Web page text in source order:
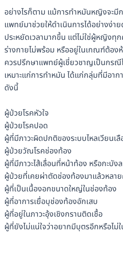
อย่างไรก็ตาม แม้การทำหมันหญิงจะมี
แพทย์มาช่วยให้ดำเนินการได้อย่างง่า
ประหยัดเวลามากขึ้น แต่ไม่ใช่ผู้หญิงทุ
ร่างกายไม่พร้อม หรืออยู่ในเกณฑ์ต้อง
ควรปรึกษาแพทย์ผู้เชี่ยวชาญเป็นกรณี
เหมาะแก่การทำหมัน ได้แก่กลุ่มที่มีอา
ดังนี้
ผู้ป่วยโรคหัวใจ
ผู้ป่วยโรคปอด
ผู้ที่มีภาวะผิดปกติของระบบไหลเวียนเ
ผู้ป่วยวัณโรคช่องท้อง
ผู้ที่มีภาวะไส้เลื่อนที่หน้าท้อง หรือกะบัง
ผู้ป่วยที่เคยผ่าตัดช่องท้องมาแล้วหลา
ผู้ที่เป็นเนื้องอกขนาดใหญ่ในช่องท้อง
ผู้ที่อาการเยื่อบุช่องท้องอักเสบ
ผู้ที่อยู่ในภาวะอุ้งเชิงกรานติดเชื้อ
ผู้ที่ยังไม่แน่ใจว่าอยากมีบุตรอีกหรือไม่